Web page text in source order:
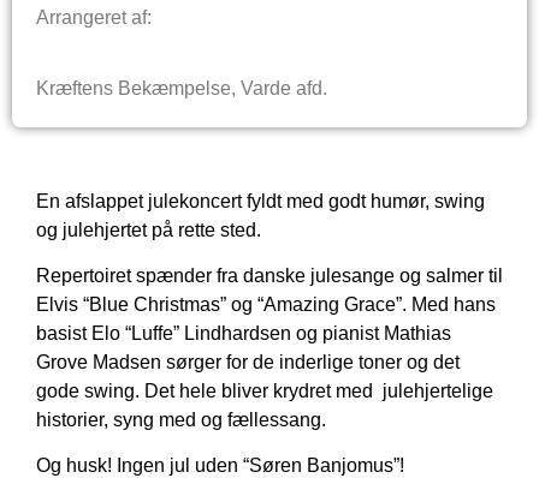
En afslappet julekoncert fyldt med godt humør, swing
og julehjertet på rette sted.
Repertoiret spænder fra danske julesange og salmer til
Elvis “Blue Christmas” og “Amazing Grace”. Med hans
basist Elo “Luffe” Lindhardsen og pianist Mathias
Grove Madsen sørger for de inderlige toner og det
gode swing. Det hele bliver krydret med julehjertelige
historier, syng med og fællessang.
Og husk! Ingen jul uden “Søren Banjomus”!
Arrangeret af:
Kræftens Bekæmpelse, Varde afd.